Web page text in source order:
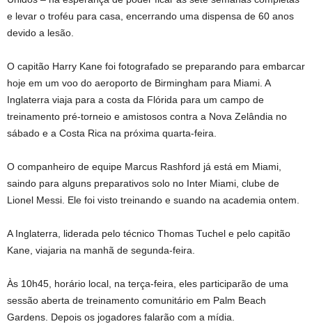
e levar o troféu para casa, encerrando uma dispensa de 60 anos
devido a lesão.
O capitão Harry Kane foi fotografado se preparando para embarcar
hoje em um voo do aeroporto de Birmingham para Miami. A
Inglaterra viaja para a costa da Flórida para um campo de
treinamento pré-torneio e amistosos contra a Nova Zelândia no
sábado e a Costa Rica na próxima quarta-feira.
O companheiro de equipe Marcus Rashford já está em Miami,
saindo para alguns preparativos solo no Inter Miami, clube de
Lionel Messi. Ele foi visto treinando e suando na academia ontem.
A Inglaterra, liderada pelo técnico Thomas Tuchel e pelo capitão
Kane, viajaria na manhã de segunda-feira.
Às 10h45, horário local, na terça-feira, eles participarão de uma
sessão aberta de treinamento comunitário em Palm Beach
Gardens. Depois os jogadores falarão com a mídia.